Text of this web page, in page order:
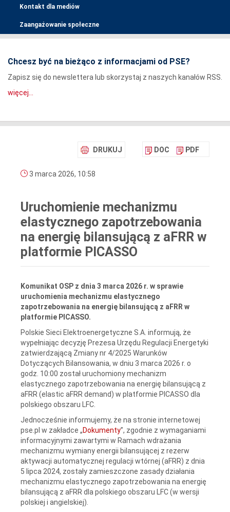
Kontakt dla mediów
Zaangażowanie społeczne
Chcesz być na bieżąco z informacjami od PSE?
Zapisz się do newslettera lub skorzystaj z naszych kanałów RSS.
więcej...
DRUKUJ DOC PDF
3 marca 2026, 10:58
Uruchomienie mechanizmu
elastycznego zapotrzebowania
na energię bilansującą z aFRR w
platformie PICASSO
Komunikat OSP z dnia 3 marca 2026 r. w sprawie
uruchomienia mechanizmu elastycznego
zapotrzebowania na energię bilansującą z aFRR w
platformie PICASSO.
Polskie Sieci Elektroenergetyczne S.A. informują, że
wypełniając decyzję Prezesa Urzędu Regulacji Energetyki
zatwierdzającą Zmiany nr 4/2025 Warunków
Dotyczących Bilansowania, w dniu 3 marca 2026 r. o
godz. 10:00 został uruchomiony mechanizm
elastycznego zapotrzebowania na energię bilansującą z
aFRR (elastic aFRR demand) w platformie PICASSO dla
polskiego obszaru LFC.
Jednocześnie informujemy, że na stronie internetowej
pse.pl w zakładce „Dokumenty”, zgodnie z wymaganiami
informacyjnymi zawartymi w Ramach wdrażania
mechanizmu wymiany energii bilansującej z rezerw
aktywacji automatycznej regulacji wtórnej (aFRR) z dnia
5 lipca 2024, zostały zamieszczone zasady działania
mechanizmu elastycznego zapotrzebowania na energię
bilansującą z aFRR dla polskiego obszaru LFC (w wersji
polskiej i angielskiej).